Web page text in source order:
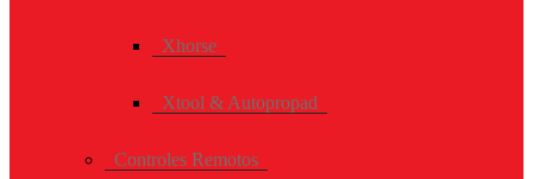
Xhorse
Xtool & Autopropad
Controles Remotos